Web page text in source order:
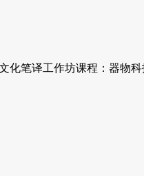
化笔译工作坊课程：器物科